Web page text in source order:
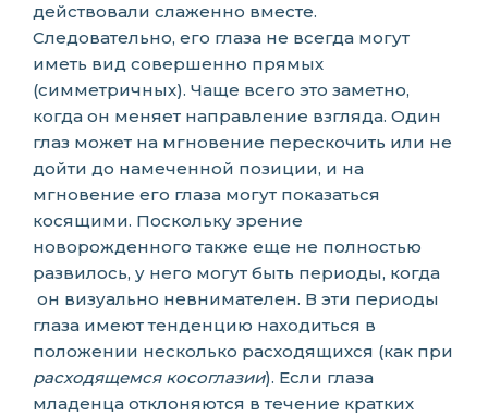
действовали слаженно вместе.
Следовательно, его глаза не всегда могут
иметь вид совершенно прямых
(симметричных). Чаще всего это заметно,
когда он меняет направление взгляда. Один
глаз может на мгновение перескочить или не
дойти до намеченной позиции, и на
мгновение его глаза могут показаться
косящими. Поскольку зрение
новорожденного также еще ​​не полностью
развилось, у него могут быть периоды, когда
он визуально невнимателен. В эти периоды
глаза имеют тенденцию находиться в
положении несколько расходящихся (как при
расходящемся косоглазии). Если глаза
младенца отклоняются в течение кратких